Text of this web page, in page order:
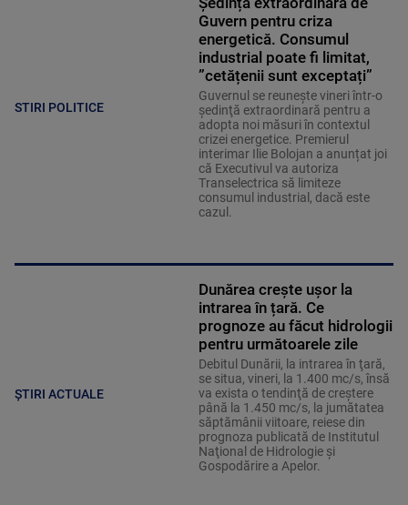
STIRI POLITICE
Guvern pentru criza
energetică. Consumul
industrial poate fi limitat,
”cetățenii sunt exceptați”
Guvernul se reuneşte vineri într-o
şedinţă extraordinară pentru a
adopta noi măsuri în contextul
crizei energetice. Premierul
interimar Ilie Bolojan a anunțat joi
că Executivul va autoriza
Transelectrica să limiteze
consumul industrial, dacă este
cazul.
ȘTIRI ACTUALE
Dunărea crește ușor la
intrarea în țară. Ce
prognoze au făcut hidrologii
pentru următoarele zile
Debitul Dunării, la intrarea în ţară,
se situa, vineri, la 1.400 mc/s, însă
va exista o tendinţă de creştere
până la 1.450 mc/s, la jumătatea
săptămânii viitoare, reiese din
prognoza publicată de Institutul
Naţional de Hidrologie şi
Gospodărire a Apelor.